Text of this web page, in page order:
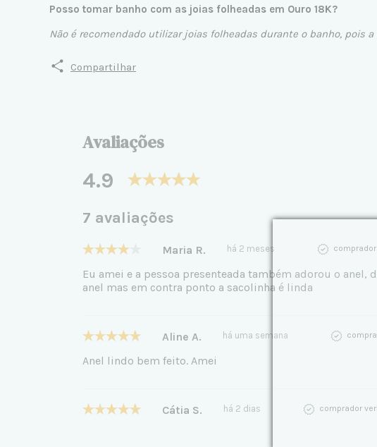
Posso tomar banho com as joias folheadas em Ouro 18K?
Não é recomendado utilizar joias folheadas durante o banho, pois
Compartilhar
Avaliações
4.9
7 avaliações
Maria R. há 2 meses
Eu amei e a pessoa presenteada também adorou o
anel mas em contra ponto a sacolinha é linda
Aline A. há uma semana
Anel lindo bem feito. Amei
Cátia S. há 2 dias comprador